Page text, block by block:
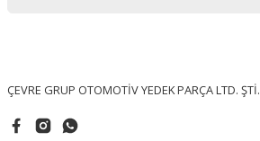
ÇEVRE GRUP OTOMOTİV YEDEK PARÇA LTD. ŞTİ.